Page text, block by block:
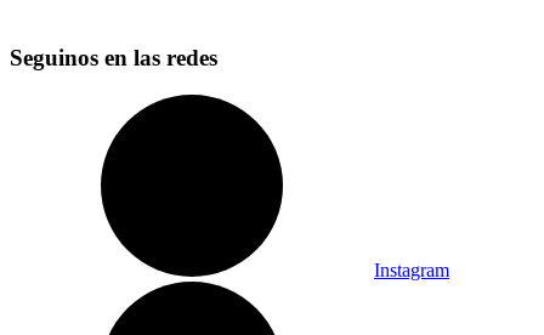
Seguinos en las redes
Instagram